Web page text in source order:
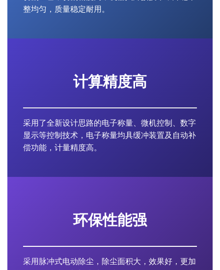
整均匀，质量稳定耐用。
计算精度高
采用了全新设计思路的电子称量、微机控制、数字
显示等控制技术，电子称量均具缓冲装置及自动补
偿功能，计量精度高。
环保性能强
采用脉冲式电动除尘，除尘面积大，效果好，更加